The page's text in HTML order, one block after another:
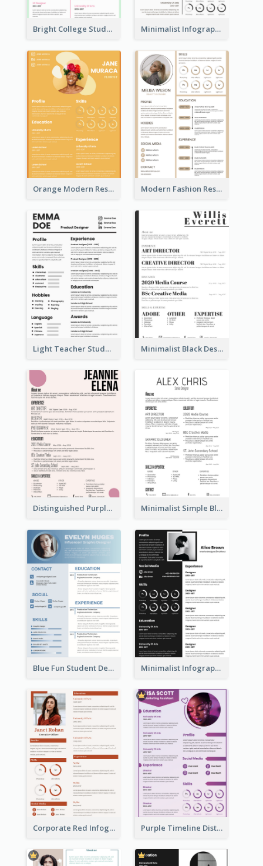
Bright College Student Designer Resume Minimalist Infographic Light Resume
Orange Modern Resume Modern Fashion Resume
Light Teacher Student Resume Minimalist Black Designer Resume
Distinguished Purple Modern Resume Minimalist Simple Black Resume
Blue Fun Student Designer Resume Minimalist Infographic Resume
Corporate Red Infographic Resume Purple Timeline Distinguished Resume